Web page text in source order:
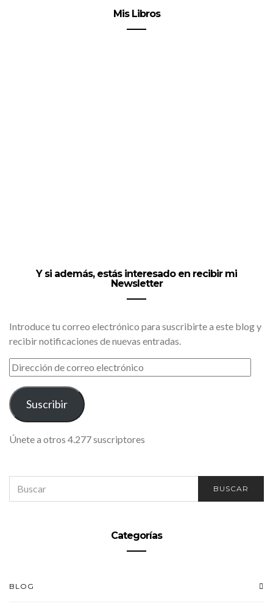
Mis Libros
Y si además, estás interesado en recibir mi
Newsletter
Introduce tu correo electrónico para suscribirte a este blog y
recibir notificaciones de nuevas entradas.
DIRECCIÓN
DE
CORREO
ELECTRÓNICO
Suscribir
Únete a otros 4.277 suscriptores
FOR:
BUSCAR
Categorías
BLOG